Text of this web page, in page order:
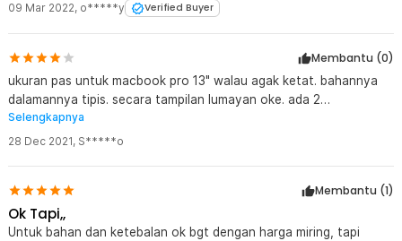
09 Mar 2022, o*****y Verified Buyer
Membantu (0)
ukuran pas untuk macbook pro 13" walau agak ketat. bahannya
dalamannya tipis. secara tampilan lumayan oke. ada 2
kompartemen untuk kabel dan barang yg tipis, gak bisa untuk
charger. mungkin untuk charger dll nya masuk ke kantong
Selengkapnya
28 Dec 2021, S*****o
Membantu (1)
Ok Tapi,,
Untuk bahan dan ketebalan ok bgt dengan harga miring, tapi